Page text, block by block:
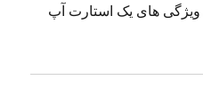
ویژگی های یک استارت آپ